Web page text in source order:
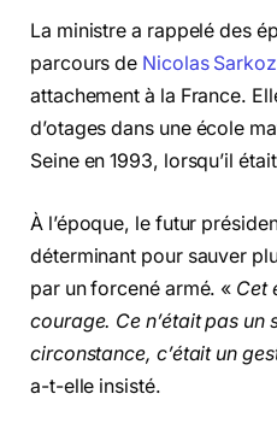
La ministre a rappelé des
parcours de Nicolas
attachement à la France.
d’otages dans une école
Seine en 1993, lorsqu’il
À l’époque, le futur
déterminant pour sauver
par un forcené armé. « Cet
courage. Ce n’était pas un
circonstance, c’était un
a-t-elle insisté.